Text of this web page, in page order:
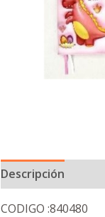
Descripción
CODIGO :840480